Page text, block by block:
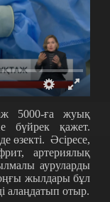
5000-ға жуық
бүйрек қажет.
өзекті. Әсіресе,
артериялық
ауруларды
жылдары бұл
алаңдатып отыр.